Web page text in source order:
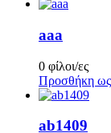
aaa
0 φίλοι/ες
Προσθήκη ως
ab1409